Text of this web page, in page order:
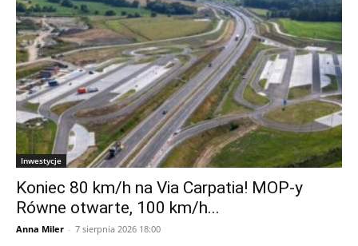
Inwestycje
Koniec 80 km/h na Via Carpatia! MOP-y
Równe otwarte, 100 km/h...
Anna Miler - 7 sierpnia 2026 18:00